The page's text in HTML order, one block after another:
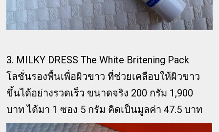
3. MILKY DRESS The White Britening Pack
โลชั่นรองพื้นเพื่อผิวขาว ที่ช่วยเคลือบให้ผิวขาว
ขึ้นได้อย่างรวดเร็ว ขนาดจริง 200 กรัม 1,900
บาท ได้มา 1 ซอง 5 กรัม คิดเป็นมูลค่า 47.5 บาท